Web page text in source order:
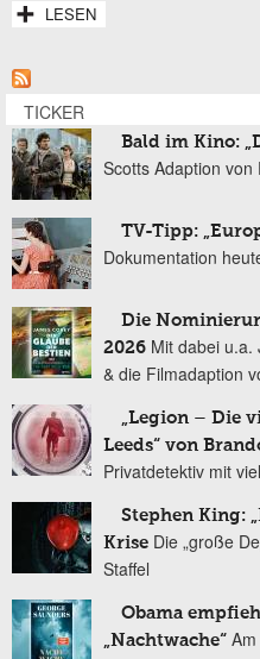
LESEN
TICKER
Bald im Kino:
Scotts Adaption von
TV-Tipp:
Dokumentation
Die
2026 Mit dabei u.a.
& die Filmadaption
„Legion – Die
Leeds“ von
Privatdetektiv mit
Stephen King:
Krise Die „große
Staffel
Obama
„Nachtwache“